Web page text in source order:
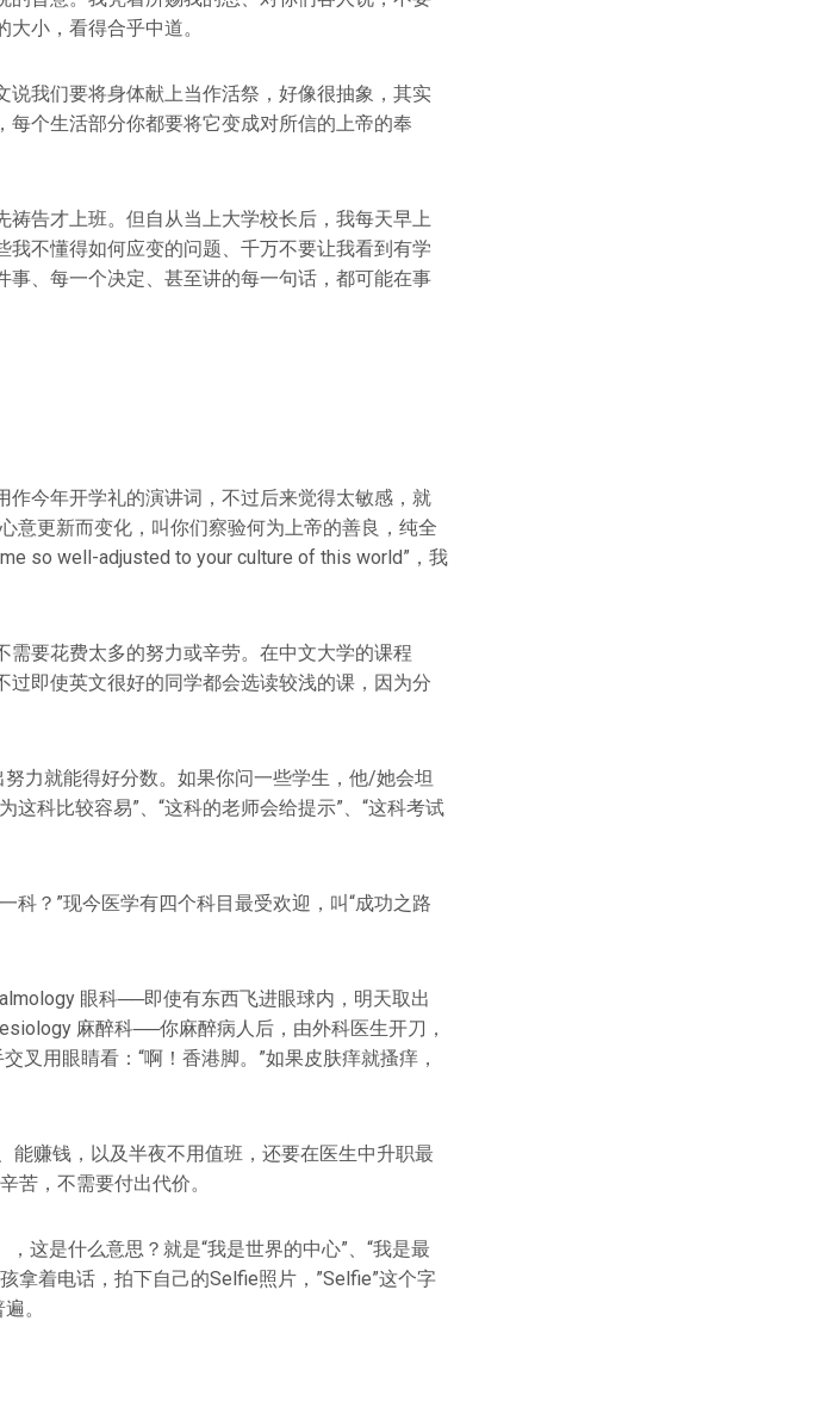
小，看得合乎中道。
我们要将身体献上当作活祭，好像很抽象，其实
个生活部分你都要将它变成对所信的上帝的奉
告才上班。但自从当上大学校长后，我每天早上
不懂得如何应变的问题、千万不要让我看到有学
、每一个决定、甚至讲的每一句话，都可能在事
今年开学礼的演讲词，不过后来觉得太敏感，就
意更新而变化，叫你们察验何为上帝的善良，纯全
so well-adjusted to your culture of this world”，我
要花费太多的努力或辛劳。在中文大学的课程
即使英文很好的同学都会选读较浅的课，因为分
力就能得好分数。如果你问一些学生，他/她会坦
科比较容易”、“这科的老师会给提示”、“这科考试
科？”现今医学有四个科目最受欢迎，叫“成功之路
眼科──即使有东西飞进眼球内，明天取出
麻醉科──你麻醉病人后，由外科医生开刀，
叉用眼睛看：“啊！香港脚。”如果皮肤痒就搔痒，
能赚钱，以及半夜不用值班，还要在医生中升职最
苦，不需要付出代价。
这是什么意思？就是“我是世界的中心”、“我是最
拿着电话，拍下自己的Selfie照片，”Selfie”这个字
。